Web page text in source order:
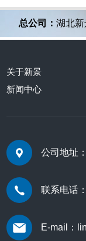
总公司：湖北新
关于新景
新闻中心
公司地址
联系电话
E-mail：